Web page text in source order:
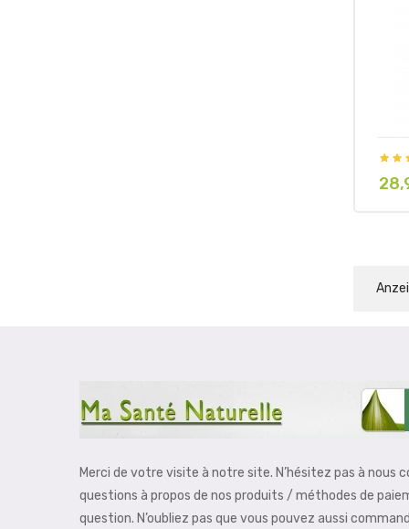
Preis
Merci de votre visite à notre site. N’hésitez pas à nous
questions à propos de nos produits / méthodes de
question. N’oubliez pas que vous pouvez aussi